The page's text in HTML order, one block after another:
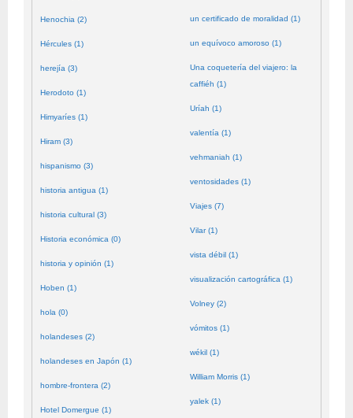
Henochia (2)
Hércules (1)
herejía (3)
Herodoto (1)
Himyaríes (1)
Hiram (3)
hispanismo (3)
historia antigua (1)
historia cultural (3)
Historia económica (0)
historia y opinión (1)
Hoben (1)
hola (0)
holandeses (2)
holandeses en Japón (1)
hombre-frontera (2)
Hotel Domergue (1)
un certificado de moralidad (1)
un equívoco amoroso (1)
Una coquetería del viajero: la
caffiéh (1)
Uríah (1)
valentía (1)
vehmaniah (1)
ventosidades (1)
Viajes (7)
Vilar (1)
vista débil (1)
visualización cartográfica (1)
Volney (2)
vómitos (1)
wékil (1)
William Morris (1)
yalek (1)